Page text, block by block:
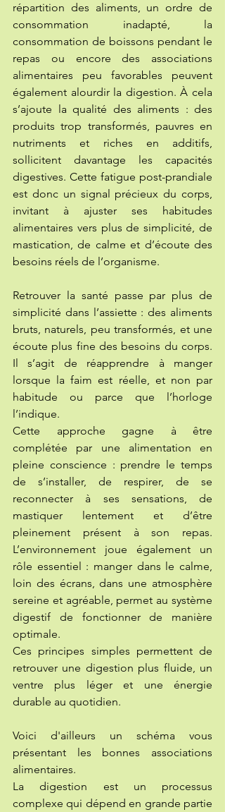
répartition des aliments, un ordre de
consommation inadapté, la
consommation de boissons pendant le
repas ou encore des associations
alimentaires peu favorables peuvent
également alourdir la digestion. À cela
s’ajoute la qualité des aliments : des
produits trop transformés, pauvres en
nutriments et riches en additifs,
sollicitent davantage les capacités
digestives. Cette fatigue post-prandiale
est donc un signal précieux du corps,
invitant à ajuster ses habitudes
alimentaires vers plus de simplicité, de
mastication, de calme et d’écoute des
besoins réels de l’organisme.
Retrouver la santé passe par plus de
simplicité dans l’assiette : des aliments
bruts, naturels, peu transformés, et une
écoute plus fine des besoins du corps.
Il s’agit de réapprendre à manger
lorsque la faim est réelle, et non par
habitude ou parce que l’horloge
l’indique.
Cette approche gagne à être
complétée par une alimentation en
pleine conscience : prendre le temps
de s’installer, de respirer, de se
reconnecter à ses sensations, de
mastiquer lentement et d’être
pleinement présent à son repas.
L’environnement joue également un
rôle essentiel : manger dans le calme,
loin des écrans, dans une atmosphère
sereine et agréable, permet au système
digestif de fonctionner de manière
optimale.
Ces principes simples permettent de
retrouver une digestion plus fluide, un
ventre plus léger et une énergie
durable au quotidien.
Voici d'ailleurs un schéma vous
présentant les bonnes associations
alimentaires.
La digestion est un processus
complexe qui dépend en grande partie